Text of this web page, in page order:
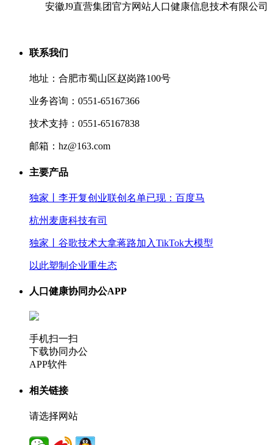
安徽J9直营集团官方网站人口健康信息技术有限公司
联系我们
地址：合肥市蜀山区赵岗路100号
业务咨询：0551-65167366
技术支持：0551-65167838
邮箱：hz@163.com
主要产品
独家丨李开复创业联创名单已现：百度马
杭州麦唐科技有司
独家丨谷歌技术大拿蒋路加入TikTok大模型
以此塑制企业重生态
人口健康协同办公APP
手机扫一扫
下载协同办公
APP软件
相关链接
请选择网站